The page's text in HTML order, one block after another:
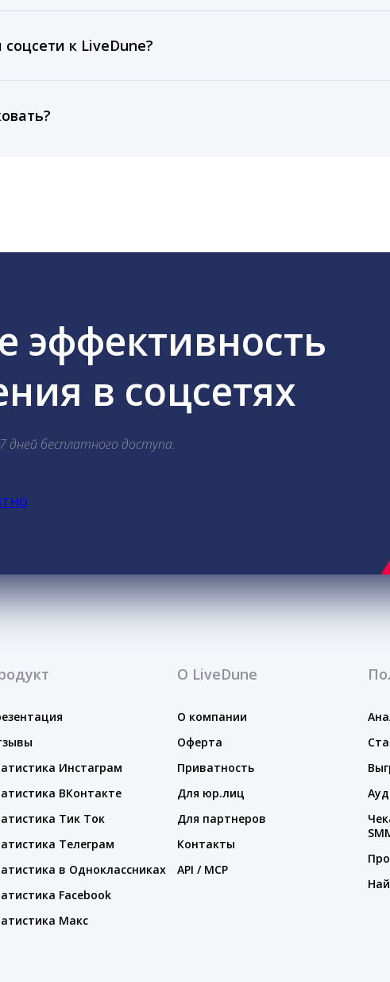
тарифа Бизнес отображаются сведения за 3 года, а
к LiveDune?
эффективность
в соцсетях
дней бесплатного доступа.
Инстаграм
ВКонтакте
Тик Ток
Телеграм
в Одноклассниках
Facebook
Макс
О LiveDune
О компании
Оферта
Приватность
Для юр.лиц
Для партнеров
Контакты
API / MCP